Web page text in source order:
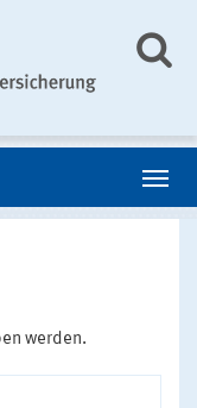
werden.